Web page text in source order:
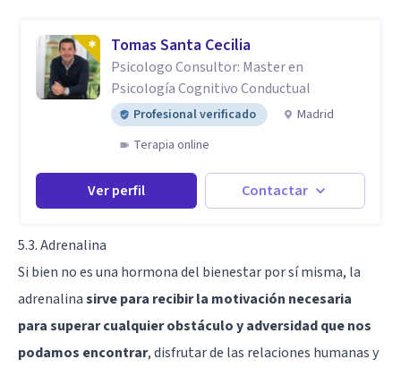
Tomas Santa Cecilia
Psicologo Consultor: Master en
Psicología Cognitivo Conductual
Profesional verificado
Madrid
Terapia online
Ver perfil Contactar
5.3. Adrenalina
Si bien no es una hormona del bienestar por sí misma, la
adrenalinasirve para recibir la motivación necesaria
para superar cualquier obstáculo y adversidad que nos
podamos encontrar, disfrutar de las relaciones humanas y